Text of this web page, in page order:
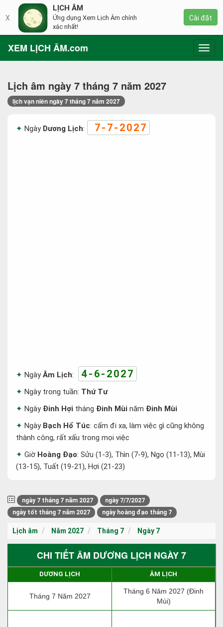
XEM LỊCH ÂM.com
Lịch âm ngày 7 tháng 7 năm 2027
lịch vạn niên ngày 7 tháng 7 năm 2027
Ngày Dương Lịch: 7-7-2027
NgàyÂm Lịch: 4-6-2027
Ngày trong tuần: Thứ Tư
Ngày Đinh Hợi tháng Đinh Mùi năm Đinh Mùi
Ngày Bạch Hổ Túc: cấm đi xa, làm việc gì cũng không
thành công, rất xấu trong mọi việc
Giờ Hoàng Đạo: Sửu (1-3), Thìn (7-9), Ngọ (11-13), Mùi
(13-15), Tuất (19-21), Hợi (21-23)
ngày 7 tháng 7 năm 2027
ngày 7/7/2027
ngày tốt tháng 7 năm 2027
ngày hoàng đạo tháng 7
Lịch âm Năm 2027 Tháng 7 Ngày 7
CHI TIẾT ÂM DƯƠNG LỊCH NGÀY 7
DƯƠNG LỊCH ÂM LỊCH
Tháng 7 Năm 2027
Tháng 6 Năm 2027 (Đinh
Mùi)
X
LỊCH ÂM
Ứng dụng Xem Lịch Âm chính
xác nhất!
Cài đặt